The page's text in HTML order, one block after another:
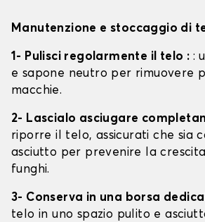
Manutenzione e stoccaggio di
1- Pulisci regolarmente il telo : :
e sapone neutro per rimuovere
macchie.
2- Lascialo asciugare
riporre il telo, assicurati che sia
asciutto per prevenire la
funghi.
3- Conserva in una borsa
telo in uno spazio pulito e